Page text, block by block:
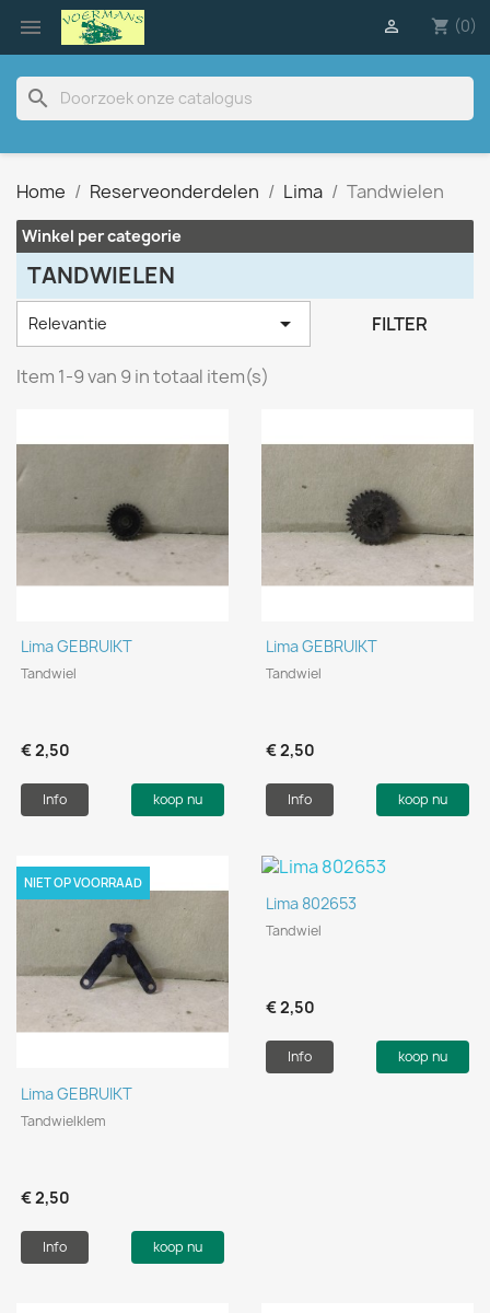
 shopping_cart (0)

search
Home Reserveonderdelen Lima Tandwielen
Winkel per categorie
TANDWIELEN
Relevantie  FILTER
Item 1-9 van 9 in totaal item(s)
Lima GEBRUIKT
Tandwiel
€ 2,50
Info koop nu
Lima GEBRUIKT
Tandwiel
€ 2,50
Info koop nu
Lima GEBRUIKT
Tandwielklem
€ 2,50
Info koop nu
NIET OP VOORRAAD
Lima 802653
Tandwiel
€ 2,50
Info koop nu